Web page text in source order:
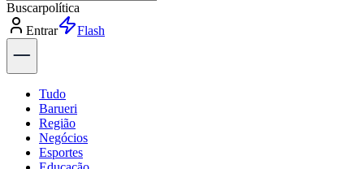
Buscarnotícias em
Entrar
Explorar
Tudo
Barueri
Região
Negócios
Esportes